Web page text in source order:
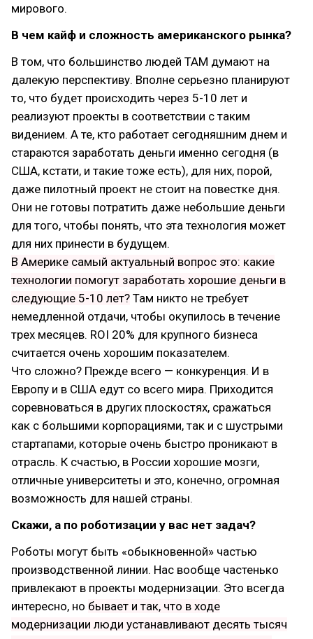
мирового.
В чем кайф и сложность американского рынка?
В том, что большинство людей ТАМ думают на
далекую перспективу. Вполне серьезно планируют
то, что будет происходить через 5-10 лет и
реализуют проекты в соответствии с таким
видением. А те, кто работает сегодняшним днем и
стараются заработать деньги именно сегодня (в
США, кстати, и такие тоже есть), для них, порой,
даже пилотный проект не стоит на повестке дня.
Они не готовы потратить даже небольшие деньги
для того, чтобы понять, что эта технология может
для них принести в будущем.
В Америке самый актуальный вопрос это: какие
технологии помогут заработать хорошие деньги в
следующие 5-10 лет? Там никто не требует
немедленной отдачи, чтобы окупилось в течение
трех месяцев. ROI 20% для крупного бизнеса
считается очень хорошим показателем.
Что сложно? Прежде всего — конкуренция. И в
Европу и в США едут со всего мира. Приходится
соревноваться в других плоскостях, сражаться
как с большими корпорациями, так и с шустрыми
стартапами, которые очень быстро проникают в
отрасль. К счастью, в России хорошие мозги,
отличные университеты и это, конечно, огромная
возможность для нашей страны.
Скажи, а по роботизации у вас нет задач?
Роботы могут быть «обыкновенной» частью
производственной линии. Нас вообще частенько
привлекают в проекты модернизации. Это всегда
интересно, но бывает и так, что в ходе
модернизации люди устанавливают десять тысяч